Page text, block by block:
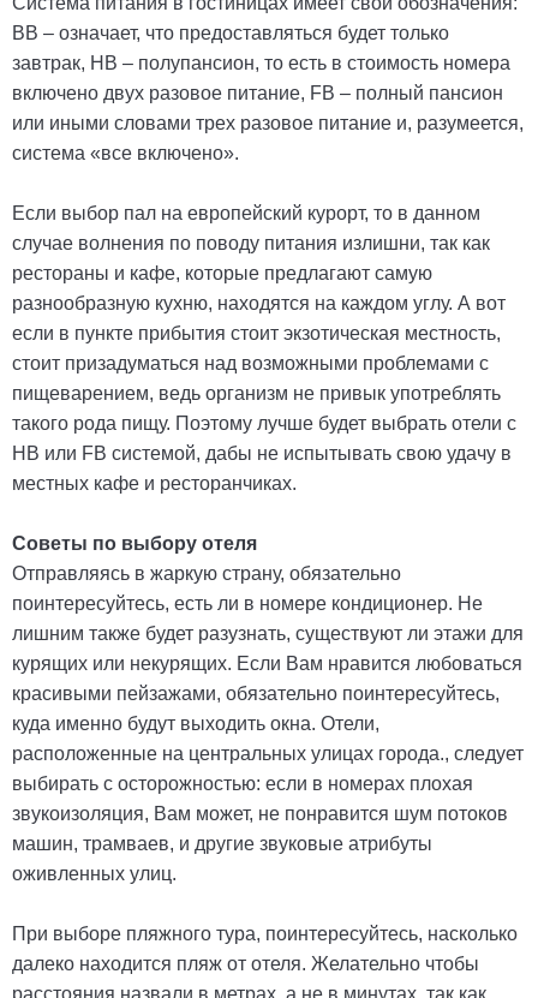
ВВ – означает, что предоставляться будет только
завтрак, НВ – полупансион, то есть в стоимость номера
включено двух разовое питание, FB – полный пансион
или иными словами трех разовое питание и, разумеется,
система «все включено».
Если выбор пал на европейский курорт, то в данном
случае волнения по поводу питания излишни, так как
рестораны и кафе, которые предлагают самую
разнообразную кухню, находятся на каждом углу. А вот
если в пункте прибытия стоит экзотическая местность,
стоит призадуматься над возможными проблемами с
пищеварением, ведь организм не привык употреблять
такого рода пищу. Поэтому лучше будет выбрать отели с
НВ или FB системой, дабы не испытывать свою удачу в
местных кафе и ресторанчиках.
Советы по выбору отеля
Отправляясь в жаркую страну, обязательно
поинтересуйтесь, есть ли в номере кондиционер. Не
лишним также будет разузнать, существуют ли этажи для
курящих или некурящих. Если Вам нравится любоваться
красивыми пейзажами, обязательно поинтересуйтесь,
куда именно будут выходить окна. Отели,
расположенные на центральных улицах города., следует
выбирать с осторожностью: если в номерах плохая
звукоизоляция, Вам может, не понравится шум потоков
машин, трамваев, и другие звуковые атрибуты
оживленных улиц.
При выборе пляжного тура, поинтересуйтесь, насколько
далеко находится пляж от отеля. Желательно чтобы
расстояния назвали в метрах, а не в минутах, так как